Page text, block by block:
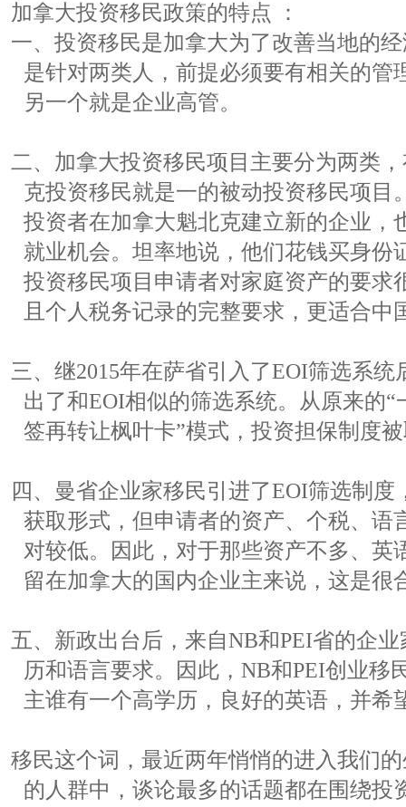
加拿大投资移民政策的特点
：
一、投资移民是加拿大为了改善当地的
是针对两类人，前提必须要有相关的管
另一个就是企业高管。
二、加拿大投资移民项目主要分为两类
克投资移民就是一的被动投资移民项目
投资者在加拿大魁北克建立新的企业，
就业机会。坦率地说，他们花钱买身份
投资移民项目申请者对家庭资产的要求
且个人税务记录的完整要求，更适合中
三、继2015年在萨省引入了EOI筛选系
出了和EOI相似的筛选系统。从原来的“
签再转让枫叶卡”模式，投资担保制度
四、曼省企业家移民引进了EOI筛选制度
获取形式，但申请者的资产、个税、语
对较低。因此，对于那些资产不多、英
留在加拿大的国内企业主来说，这是很
五、新政出台后，来自NB和PEI省的企
历和语言要求。因此，NB和PEI创业移
主谁有一个高学历，良好的英语，并希
移民这个词，最近两年悄悄的进入我们
的人群中，谈论最多的话题都在围绕投